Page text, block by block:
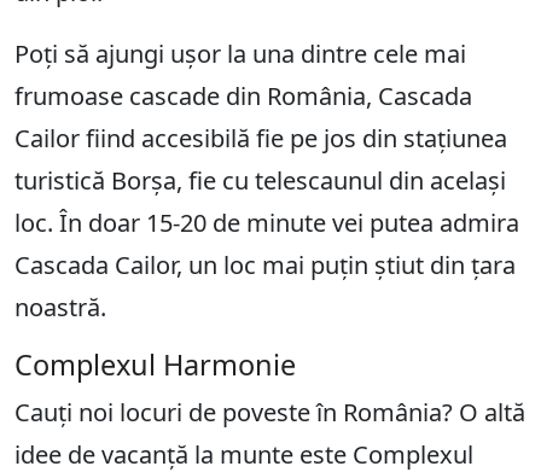
Poți să ajungi ușor la una dintre cele mai
frumoase cascade din România, Cascada
Cailor fiind accesibilă fie pe jos din stațiunea
turistică Borșa, fie cu telescaunul din același
loc. În doar 15-20 de minute vei putea admira
Cascada Cailor, un loc mai puțin știut din țara
noastră.
Complexul Harmonie
Cauți noi locuri de poveste în România? O altă
idee de vacanță la munte este Complexul